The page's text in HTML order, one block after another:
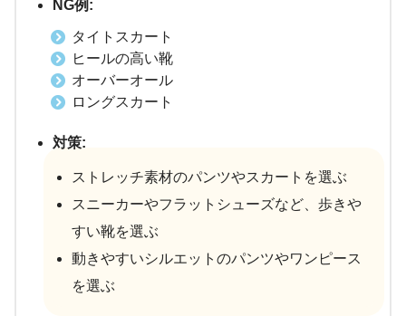
NG例:
タイトスカート
ヒールの高い靴
オーバーオール
ロングスカート
対策:
ストレッチ素材のパンツやスカートを選ぶ
スニーカーやフラットシューズなど、歩きや
すい靴を選ぶ
動きやすいシルエットのパンツやワンピース
を選ぶ